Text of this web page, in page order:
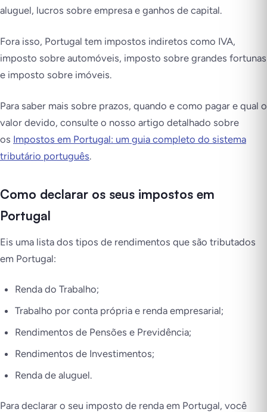
aluguel, lucros sobre empresa e ganhos de capital.
Fora isso, Portugal tem impostos indiretos como IVA,
imposto sobre automóveis, imposto sobre grandes fortunas
e imposto sobre imóveis.
Para saber mais sobre prazos, quando e como pagar e qual o
valor devido, consulte o nosso artigo detalhado sobre
os Impostos em Portugal: um guia completo do sistema
tributário português.
Como declarar os seus impostos em
Portugal
Eis uma lista dos tipos de rendimentos que são tributados
em Portugal:
Renda do Trabalho;
Trabalho por conta própria e renda empresarial;
Rendimentos de Pensões e Previdência;
Rendimentos de Investimentos;
Renda de aluguel.
Para declarar o seu imposto de renda em Portugal, você